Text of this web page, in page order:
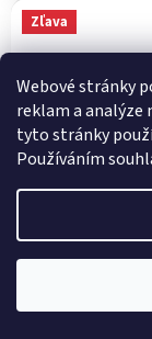
Webové stránky
reklam a analýze
tyto stránky
Používáním
Zľava